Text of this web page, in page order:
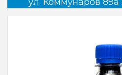
ул. Коммунаров 89а